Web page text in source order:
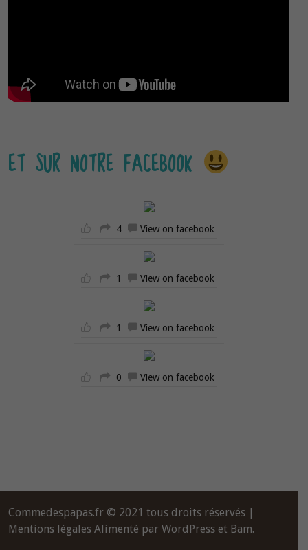
ET SUR NOTRE FACEBOOK
4 View on facebook
1 View on facebook
1 View on facebook
0 View on facebook
Commedespapas.fr © 2021 tous droits réservés |
Mentions légales Alimenté parWordPress et Bam.